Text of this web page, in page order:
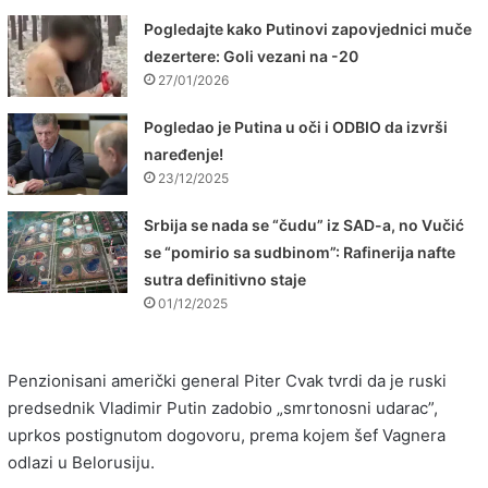
Pogledajte kako Putinovi zapovjednici muče
dezertere: Goli vezani na -20
27/01/2026
Pogledao je Putina u oči i ODBIO da izvrši
naređenje!
23/12/2025
Srbija se nada se “čudu” iz SAD-a, no Vučić
se “pomirio sa sudbinom”: Rafinerija nafte
sutra definitivno staje
01/12/2025
Penzionisani američki general Piter Cvak tvrdi da je ruski
predsednik Vladimir Putin zadobio „smrtonosni udarac”,
uprkos postignutom dogovoru, prema kojem šef Vagnera
odlazi u Belorusiju.